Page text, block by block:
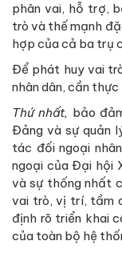
phân vai, hỗ trợ,
trò và thế mạnh
hợp của cả ba trụ
Để phát huy vai
nhân dân, cần
Thứ nhất, bảo
Đảng và sự quản
tác đối ngoại
ngoại của Đại hội
và sự thống nhất
vai trò, vị trí, tầm
định rõ triển khai
của toàn bộ hệ